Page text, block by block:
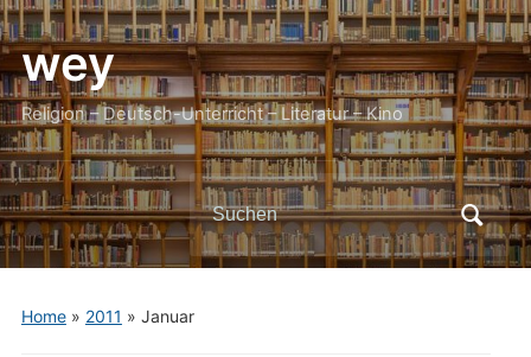
wey
Religion – Deutsch-Unterricht – Literatur – Kino
Search
for:
Home» 2011 » Januar